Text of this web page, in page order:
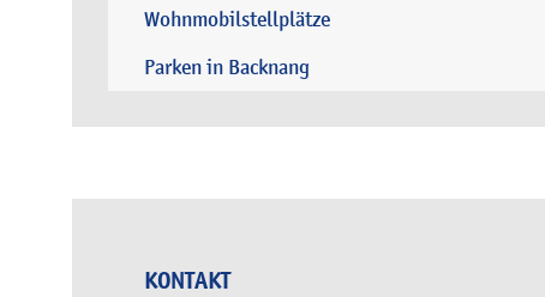
Wohnmobilstellplätze
Parken in Backnang
KONTAKT